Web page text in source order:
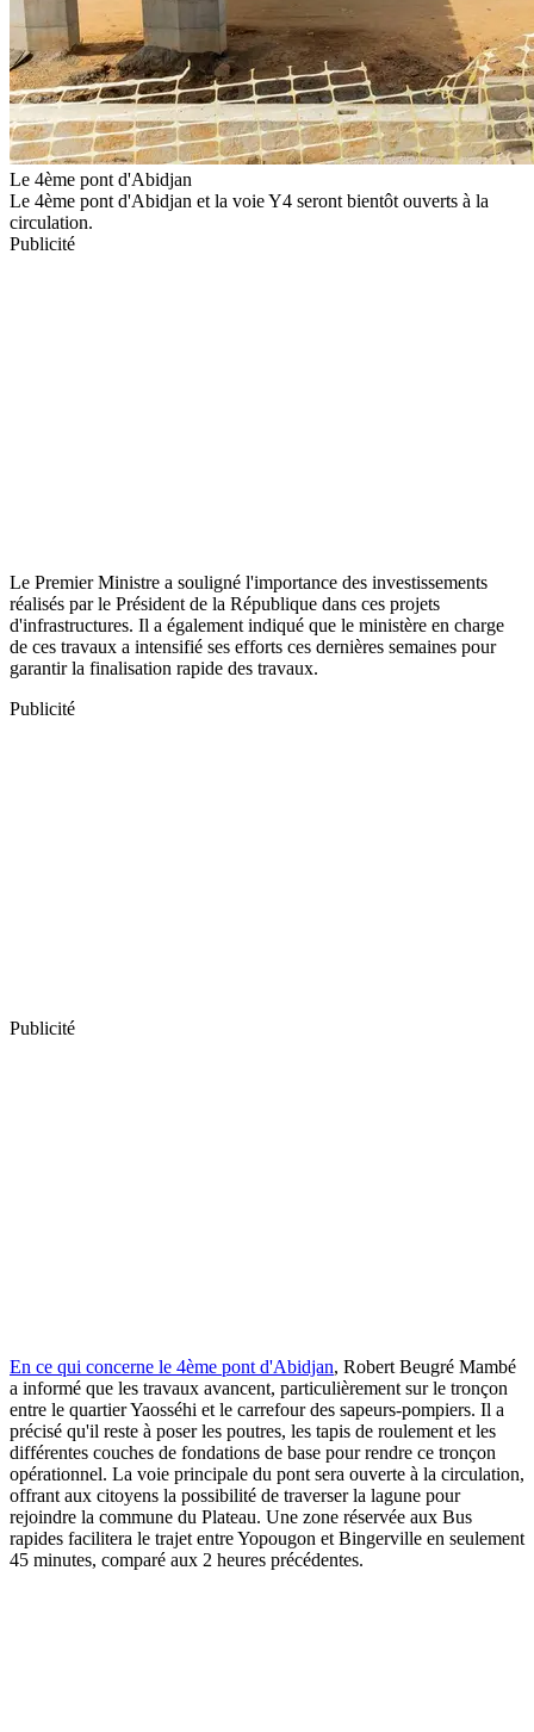
Le 4ème pont d'Abidjan
Le 4ème pont d'Abidjan et la voie Y4 seront bientôt ouverts à la
circulation.
Publicité
Le Premier Ministre a souligné l'importance des investissements
réalisés par le Président de la République dans ces projets
d'infrastructures. Il a également indiqué que le ministère en charge
de ces travaux a intensifié ses efforts ces dernières semaines pour
garantir la finalisation rapide des travaux.
Publicité
Publicité
En ce qui concerne le 4ème pont d'Abidjan, Robert Beugré Mambé
a informé que les travaux avancent, particulièrement sur le tronçon
entre le quartier Yaosséhi et le carrefour des sapeurs-pompiers. Il a
précisé qu'il reste à poser les poutres, les tapis de roulement et les
différentes couches de fondations de base pour rendre ce tronçon
opérationnel. La voie principale du pont sera ouverte à la circulation,
offrant aux citoyens la possibilité de traverser la lagune pour
rejoindre la commune du Plateau. Une zone réservée aux Bus
rapides facilitera le trajet entre Yopougon et Bingerville en seulement
45 minutes, comparé aux 2 heures précédentes.